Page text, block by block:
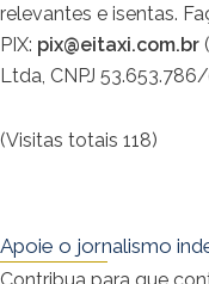
relevantes e isentas.
PIX: pix@eitaxi.com.br
Ltda, CNPJ
(Visitas totais 118)
Apoie o jornalismo